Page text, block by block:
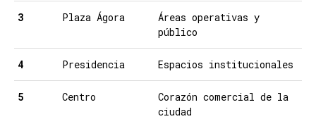
3 Plaza Ágora
Áreas operativas y
público
4 Presidencia Espacios institucionales
5 Centro
Corazón comercial de la
ciudad